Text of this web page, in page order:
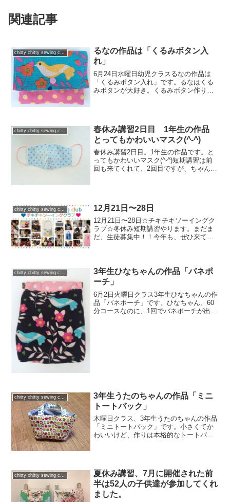
関連記事
chitty chitty sewing club
るなの作品は「くるみボタン入
れ」
6月24日水曜日幼児クラスるなの作品は
「くるみボタン入れ」です。るなはくる
みボタンが大好き。くるみボタン作りワ
chitty chitty sewing club
春休み講習2日目 1年生の作品
とってもかわいいマスク(^-^)
春休み講習2日目。1年生の作品です。と
ってもかわいいマスク(^-^)短期講習は前
回も来てくれて、2回目ですが、ちゃんと
chitty chitty sewing club 12月21日〜28日
12月21日〜28日☆チキチキソーイングク
ラブ☆冬休み短期講習やります。まだま
だ、生徒募集中！！今年も、ぜひ来てね
chitty chitty sewing club
3年生ひなちゃんの作品「バネポ
ーチ」
6月2日火曜日クラス3年生ひなちゃんの作
品「バネポーチ」です。ひなちゃん、60
分コースなのに、1回でバネポーチが出来
3年生うたのちゃんの作品「ミニ
トートバック」
木曜日クラス、3年生うたのちゃんの作品
「ミニトートバック」です。小さくてか
わいいけど、作りは本格的なトートバッ
よ！！持ち手と本体が色...
夏休み講習、7月に開催された前
半は52人の子供達が参加してくれ
ました。